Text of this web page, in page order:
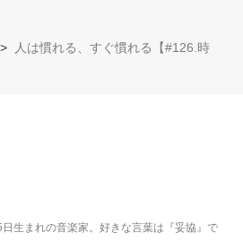
>
人は慣れる、すぐ慣れる【#126.時
生まれの音楽家。好きな言葉は『妥協』で